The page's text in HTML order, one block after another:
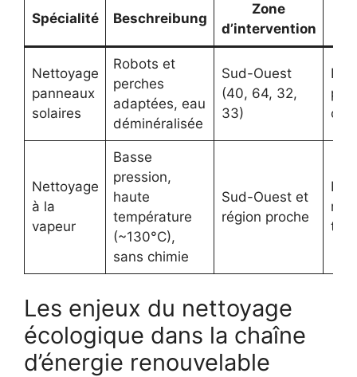
Spécialité Beschreibung
Zone
d’intervention
Nettoyage
panneaux
solaires
Robots et
perches
adaptées, eau
déminéralisée
Sud-Ouest
(40, 64, 32,
33)
Nettoyage
à la
vapeur
Basse
pression,
haute
température
(~130°C),
sans chimie
Sud-Ouest et
région proche
Les enjeux du nettoyage
écologique dans la chaîne
d’énergie renouvelable